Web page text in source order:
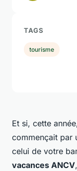
Et si, cette
commençait par
celui de votre
vacances ANCV
TAGS
tourisme